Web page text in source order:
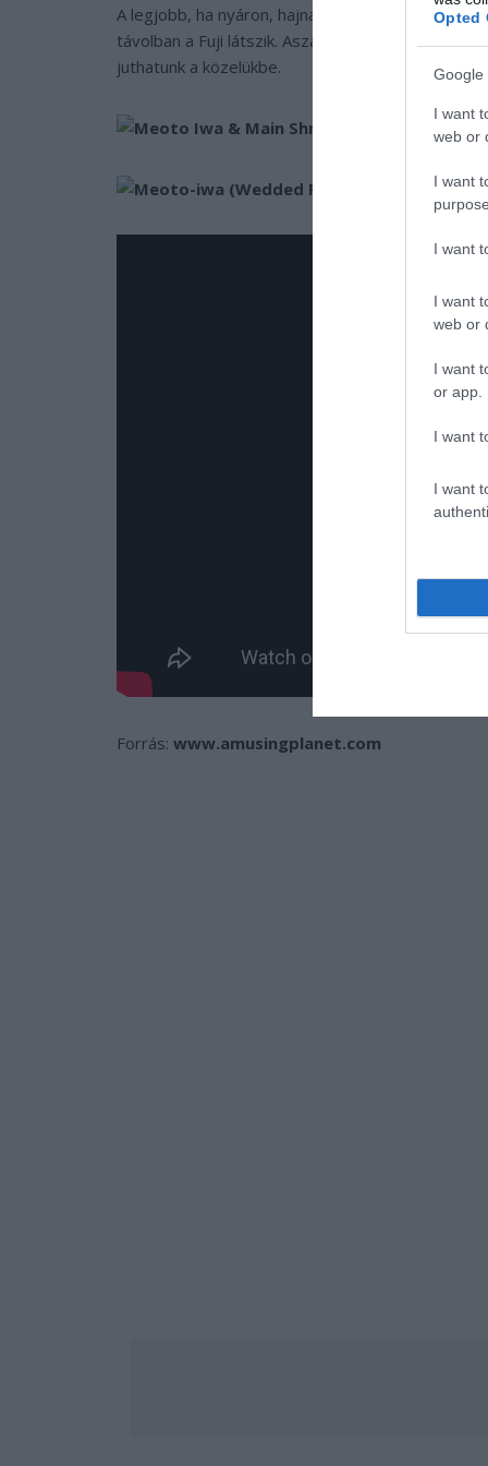
Opted
Google
I want
web or
I want
I want
I want
web or
I want
or app.
I want
I want
A legjobb, ha nyáron, hajnalban látogatjuk meg a
távolban a Fuji látszik. Aszálynál nem tűnik úgy,
juthatunk a közelükbe.
Forrás: www.amusingplanet.com